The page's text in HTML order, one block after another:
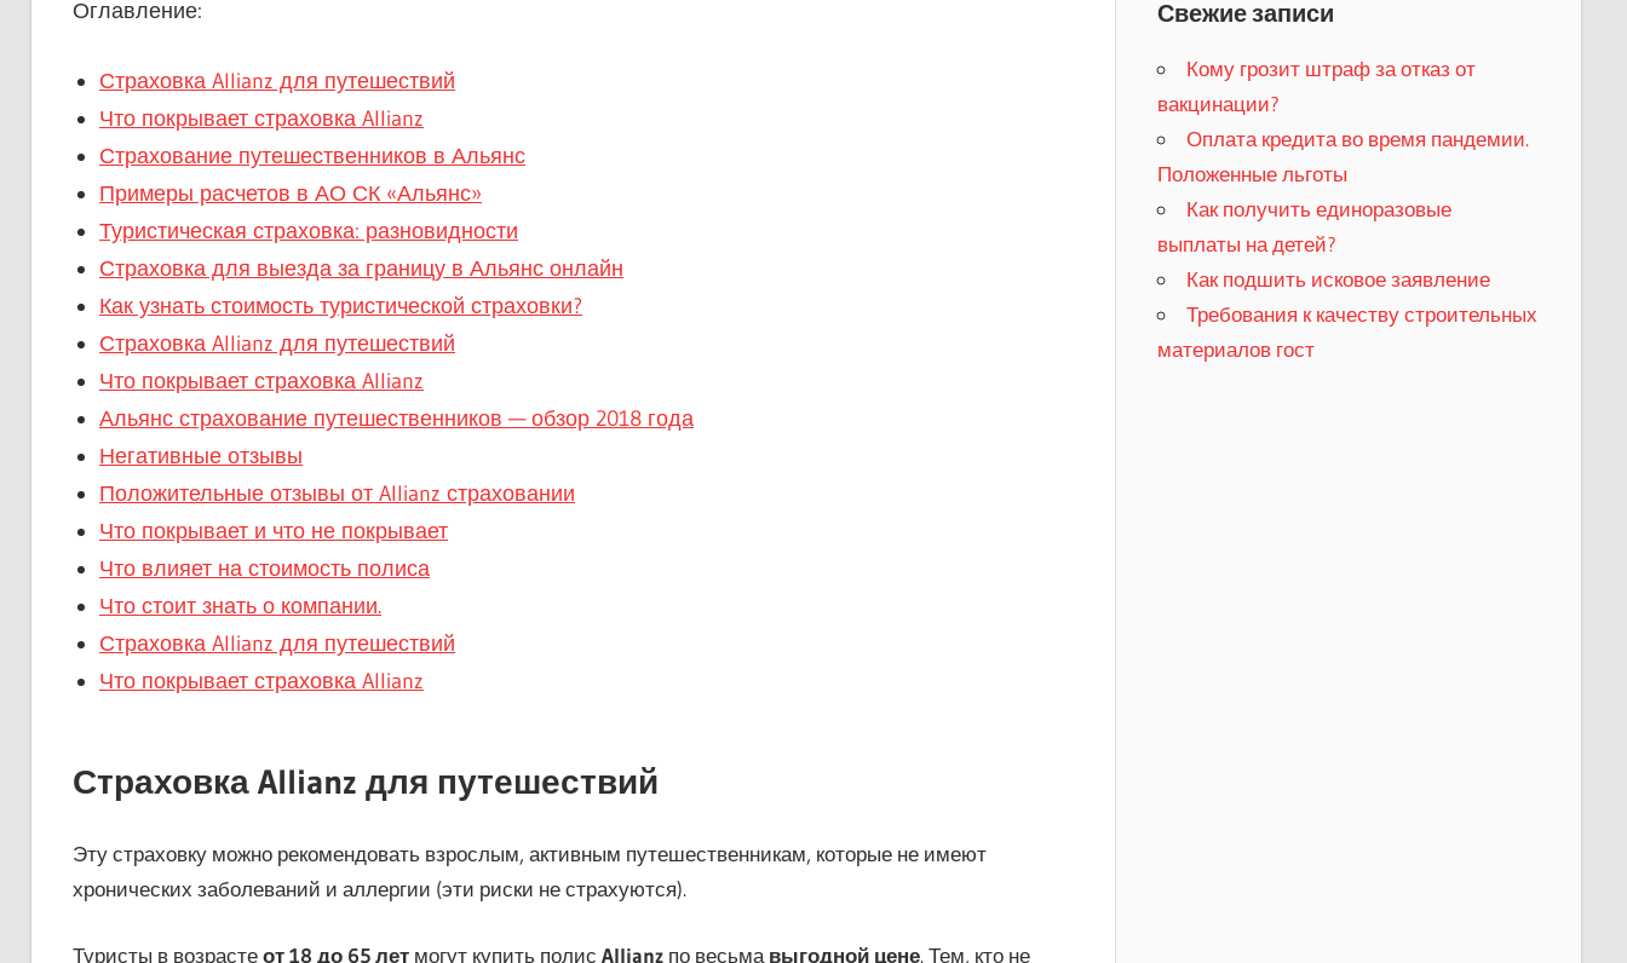
Оглавление:
Страховка Allianz для путешествий
Что покрывает страховка Allianz
Страхование путешественников в Альянс
Примеры расчетов в АО СК «Альянс»
Туристическая страховка: разновидности
Страховка для выезда за границу в Альянс онлайн
Как узнать стоимость туристической страховки?
Страховка Allianz для путешествий
Что покрывает страховка Allianz
Альянс страхование путешественников — обзор 2018 года
Негативные отзывы
Положительные отзывы от Allianz страховании
Что покрывает и что не покрывает
Что влияет на стоимость полиса
Что стоит знать о компании.
Страховка Allianz для путешествий
Что покрывает страховка Allianz
Страховка Allianz для путешествий
Эту страховку можно рекомендовать взрослым, активным путешественникам, которые не имеют
хронических заболеваний и аллергии (эти риски не страхуются).
Туристы в возрастеот 18 до 65 летмогут купить полис Allianzпо весьма выгодной цене. Тем, кто не
Свежие записи
Кому грозит штраф за отказ от
вакцинации?
​Оплата кредита во время пандемии.
Положенные льготы
​Как получить единоразовые
выплаты на детей?
Как подшить исковое заявление
Требования к качеству строительных
материалов гост